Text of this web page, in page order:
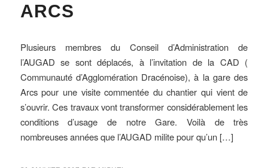
ARCS
Plusieurs membres du Conseil d’Administration de
l’AUGAD se sont déplacés, à l’invitation de la CAD (
Communauté d’Agglomération Dracénoise), à la gare des
Arcs pour une visite commentée du chantier qui vient de
s’ouvrir. Ces travaux vont transformer considérablement les
conditions d’usage de notre Gare. Voilà de très
nombreuses années que l’AUGAD milite pour qu’un […]